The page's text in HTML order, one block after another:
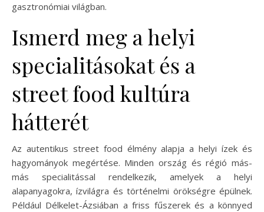
gasztronómiai világban.
Ismerd meg a helyi
specialitásokat és a
street food kultúra
hátterét
Az autentikus street food élmény alapja a helyi ízek és
hagyományok megértése. Minden ország és régió más-
más specialitással rendelkezik, amelyek a helyi
alapanyagokra, ízvilágra és történelmi örökségre épülnek.
Például Délkelet-Ázsiában a friss fűszerek és a könnyed